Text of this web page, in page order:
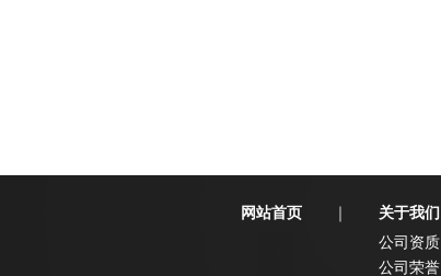
网站首页 关于我们
公司资质
公司荣誉